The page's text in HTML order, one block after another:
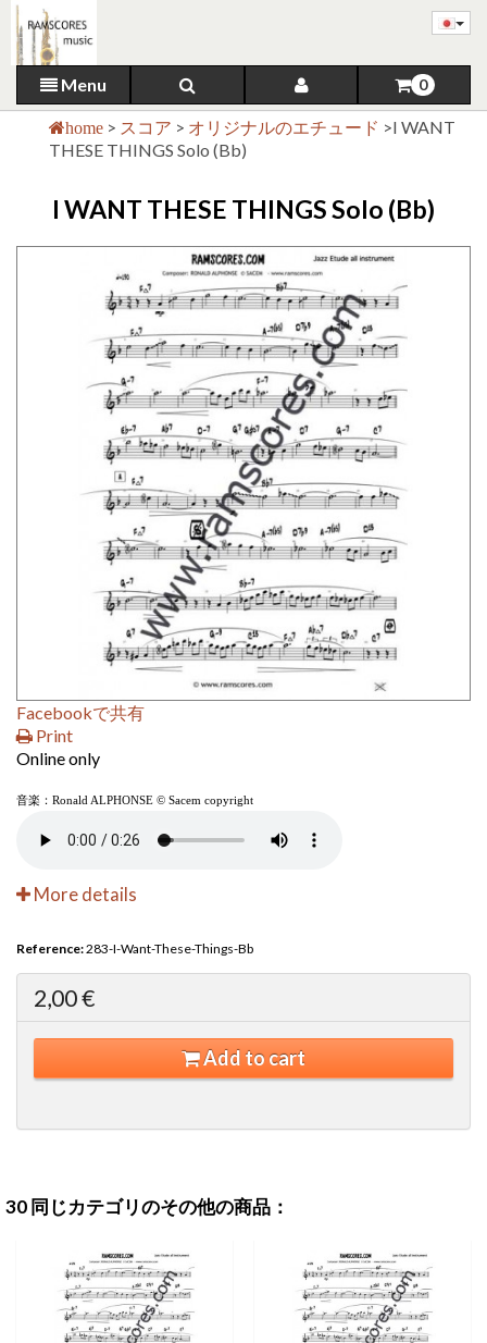
Menu 0
home > スコア > オリジナルのエチュード >I WANT
THESE THINGS Solo (Bb)
I WANT THESE THINGS Solo (Bb)
Facebookで共有
Print
Online only
音楽：Ronald ALPHONSE © Sacem copyright
More details
Reference:283-I-Want-These-Things-Bb
2,00 €
Add to cart
30 同じカテゴリのその他の商品：